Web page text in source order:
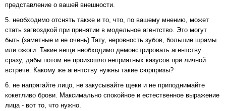
представление о вашей внешности.
5. необходимо отснять также и то, что, по вашему мнению, может
стать загвоздкой при принятии в модельное агентство. Это могут
быть (заметные и не очень) Тату, неровность зубов, большие шрамы
или ожоги. Такие вещи необходимо демонстрировать агентству
сразу, дабы потом не произошло неприятных казусов при личной
встрече. Какому же агентству нужны такие сюрпризы?
6. не напрягайте лицо, не закусывайте щеки и не приподнимайте
кокетливо брови. Максимально спокойное и естественное выражение
лица - вот то, что нужно.